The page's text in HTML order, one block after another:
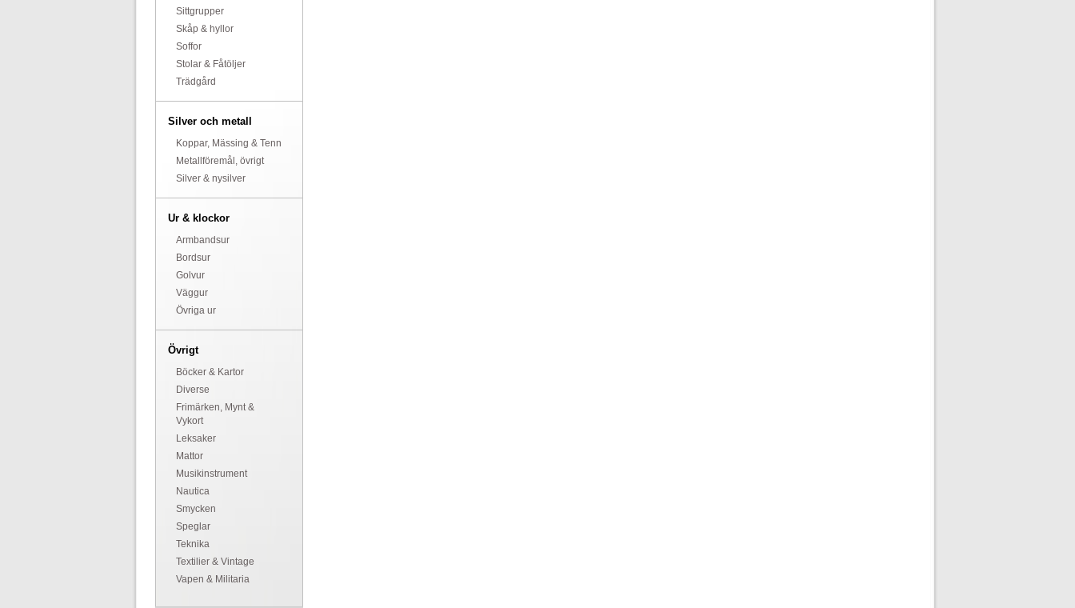
Sittgrupper
Skåp & hyllor
Soffor
Stolar & Fåtöljer
Trädgård
Silver och metall
Koppar, Mässing & Tenn
Metallföremål, övrigt
Silver & nysilver
Ur & klockor
Armbandsur
Bordsur
Golvur
Väggur
Övriga ur
Övrigt
Böcker & Kartor
Diverse
Frimärken, Mynt &
Vykort
Leksaker
Mattor
Musikinstrument
Nautica
Smycken
Speglar
Teknika
Textilier & Vintage
Vapen & Militaria